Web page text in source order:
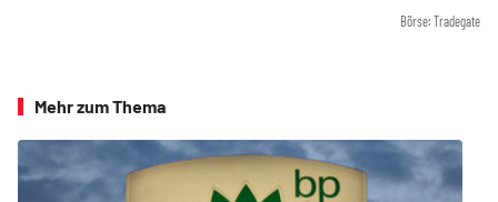
Börse: Tradegate
Mehr zum Thema